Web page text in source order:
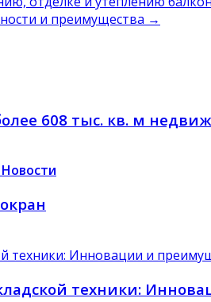
и преимущества →
608 тыс. кв. м
Новости
техники: